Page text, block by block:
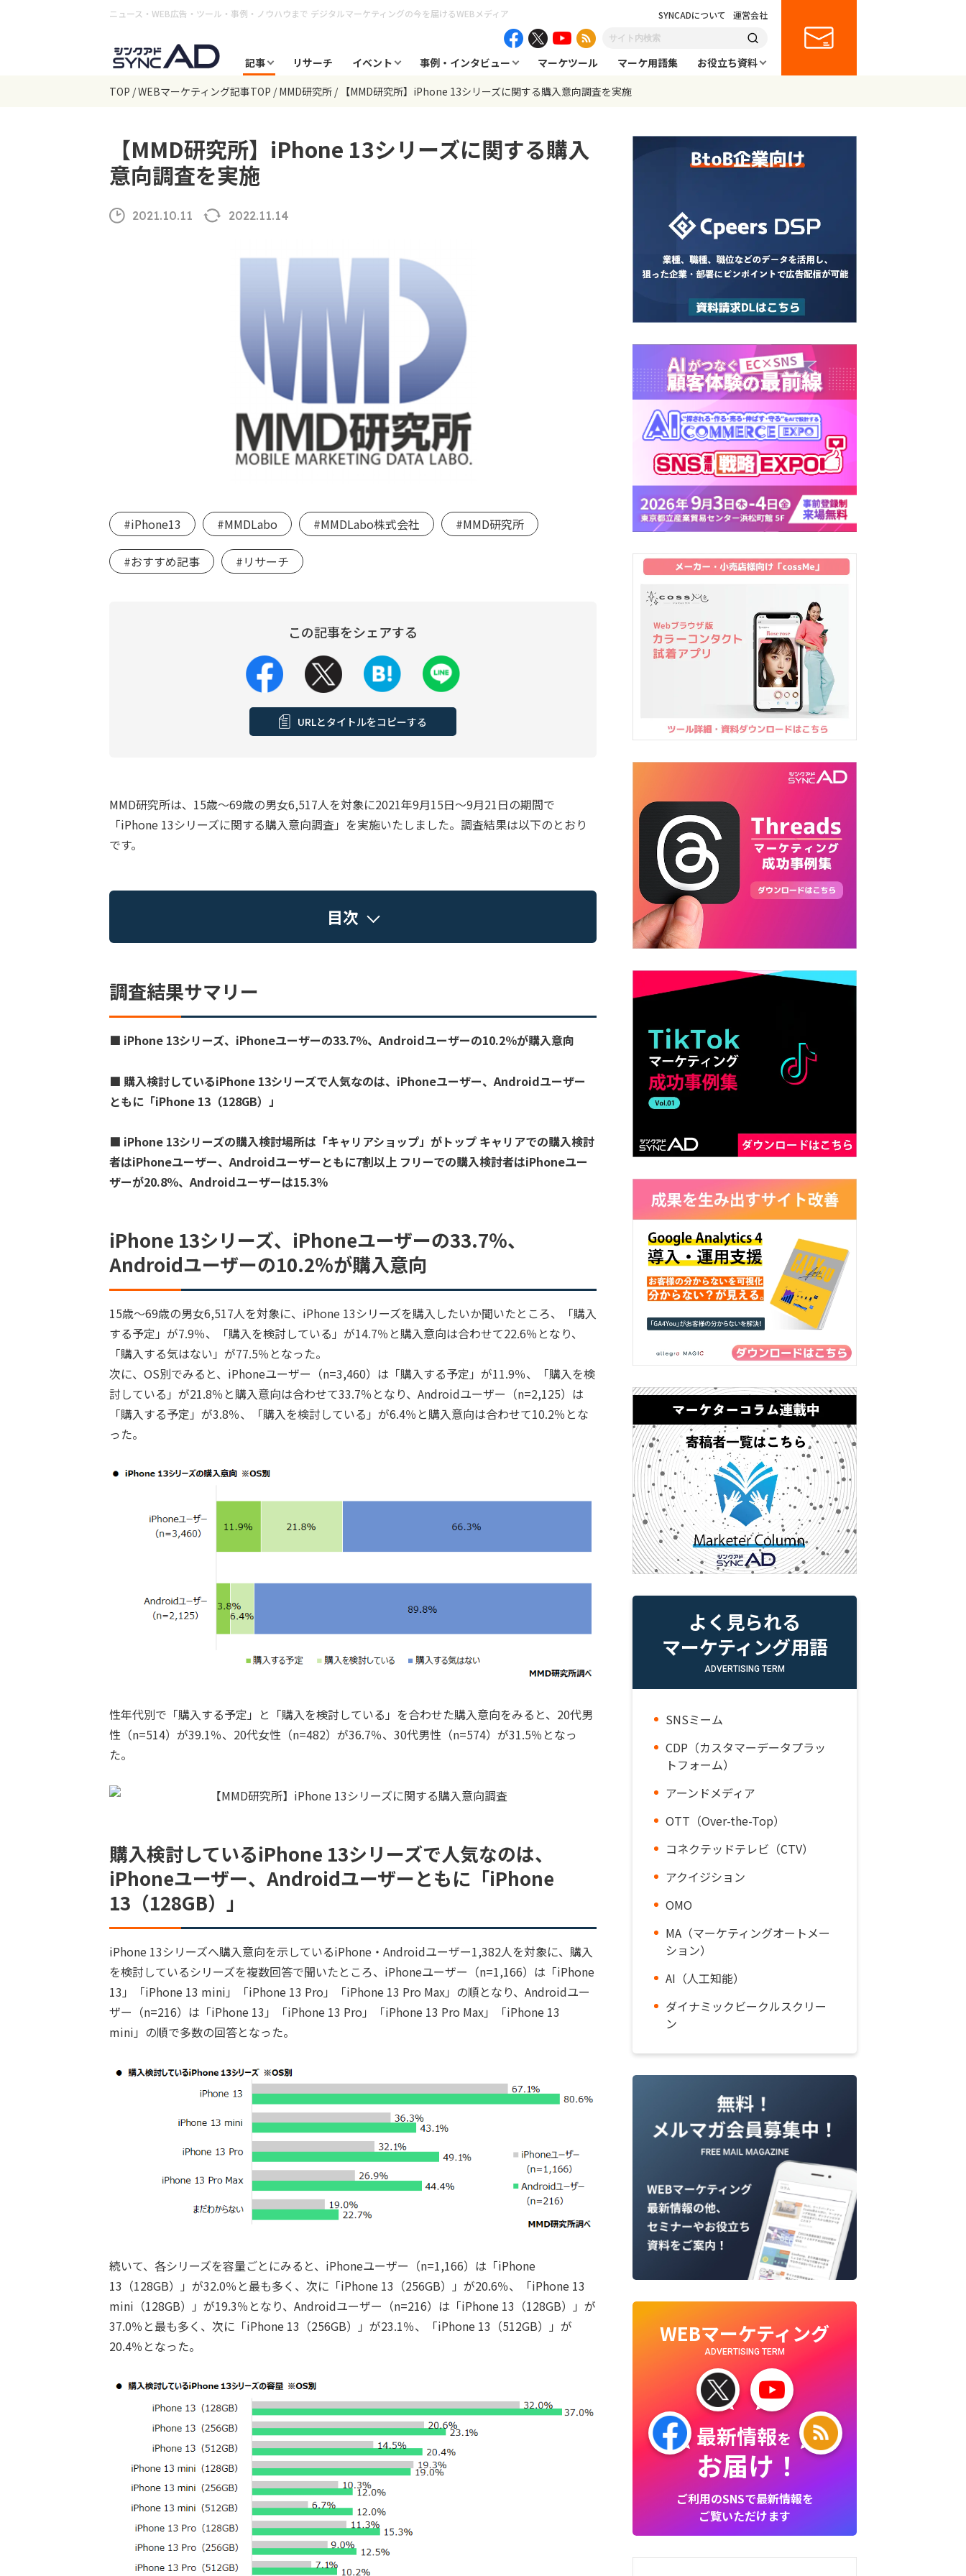
ニュース・WEB広告・ツール・事例・ノウハウまで デジタルマーケティングの今を届けるWEBメディア SYNCADについて 運営会社
記事 リサーチ イベント 事例・インタビュー マーケツール マーケ用語集
お役立ち資料
TOP WEBマーケティング記事TOP MMD研究所 【MMD研究所】iPhone 13シリーズに関する購入意向調査を実施
【MMD研究所】iPhone 13シリーズに関する購入
意向調査を実施
2021.10.11 2022.11.14
#iPhone13 #MMDLabo #MMDLabo株式会社 #MMD研究所
#おすすめ記事 #リサーチ
この記事をシェアする
URLとタイトルをコピーする
MMD研究所は、15歳～69歳の男女6,517人を対象に2021年9月15日～9月21日の期間で
「iPhone 13シリーズに関する購入意向調査」を実施いたしました。調査結果は以下のとおり
です。
目次
調査結果サマリー
■ iPhone 13シリーズ、iPhoneユーザーの33.7％、Androidユーザーの10.2％が購入意向
■ 購入検討しているiPhone 13シリーズで人気なのは、iPhoneユーザー、Androidユーザー
ともに「iPhone 13（128GB）」
■ iPhone 13シリーズの購入検討場所は「キャリアショップ」がトップ キャリアでの購入検討
者はiPhoneユーザー、Androidユーザーともに7割以上 フリーでの購入検討者はiPhoneユー
ザーが20.8％、Androidユーザーは15.3％
iPhone 13シリーズ、iPhoneユーザーの33.7％、
Androidユーザーの10.2％が購入意向
15歳～69歳の男女6,517人を対象に、iPhone 13シリーズを購入したいか聞いたところ、「購入
する予定」が7.9％、「購入を検討している」が14.7％と購入意向は合わせて22.6％となり、
「購入する気はない」が77.5％となった。
次に、OS別でみると、iPhoneユーザー（n=3,460）は「購入する予定」が11.9％、「購入を検
討している」が21.8％と購入意向は合わせて33.7％となり、Androidユーザー（n=2,125）は
「購入する予定」が3.8％、「購入を検討している」が6.4％と購入意向は合わせて10.2％とな
った。
性年代別で「購入する予定」と「購入を検討している」を合わせた購入意向をみると、20代男
性（n=514）が39.1％、20代女性（n=482）が36.7％、30代男性（n=574）が31.5％となっ
た。
購入検討しているiPhone 13シリーズで人気なのは、
iPhoneユーザー、Androidユーザーともに「iPhone
13（128GB）」
iPhone 13シリーズへ購入意向を示しているiPhone・Androidユーザー1,382人を対象に、購入
を検討しているシリーズを複数回答で聞いたところ、iPhoneユーザー（n=1,166）は「iPhone
13」「iPhone 13 mini」「iPhone 13 Pro」「iPhone 13 Pro Max」の順となり、Androidユー
ザー（n=216）は「iPhone 13」「iPhone 13 Pro」「iPhone 13 Pro Max」「iPhone 13
mini」の順で多数の回答となった。
続いて、各シリーズを容量ごとにみると、iPhoneユーザー（n=1,166）は「iPhone
13（128GB）」が32.0％と最も多く、次に「iPhone 13（256GB）」が20.6％、「iPhone 13
mini（128GB）」が19.3％となり、Androidユーザー（n=216）は「iPhone 13（128GB）」が
37.0％と最も多く、次に「iPhone 13（256GB）」が23.1％、「iPhone 13（512GB）」が
20.4％となった。
よく見られる
マーケティング用語
ADVERTISING TERM
SNSミーム
CDP（カスタマーデータプラッ
トフォーム）
アーンドメディア
OTT（Over-the-Top）
コネクテッドテレビ（CTV）
アクイジション
OMO
MA（マーケティングオートメー
ション）
AI（人工知能）
ダイナミックビークルスクリー
ン
WEBマーケティング
ADVERTISING TERM
最新情報を
お届け！
ご利用のSNSで最新情報を
ご覧いただけます